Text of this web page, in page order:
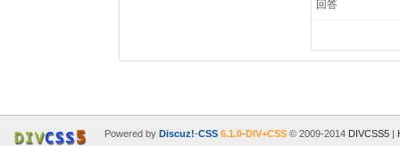
回答
Powered byDiscuz!-CSS 6.1.0-DIV+CSS © 2009-2014 DIVCSS5 |